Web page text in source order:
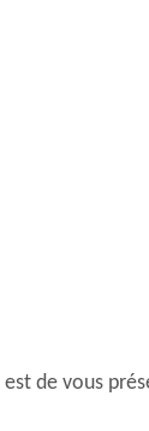
de vous